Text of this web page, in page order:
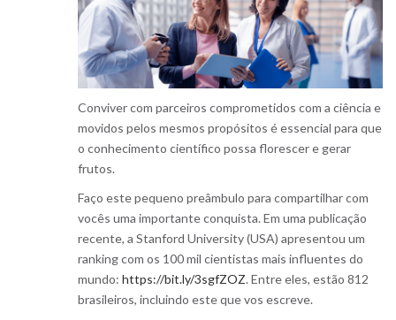
Conviver com parceiros comprometidos com a ciência e
movidos pelos mesmos propósitos é essencial para que
o conhecimento científico possa florescer e gerar
frutos.
Faço este pequeno preâmbulo para compartilhar com
vocês uma importante conquista. Em uma publicação
recente, a Stanford University (USA) apresentou um
ranking com os 100 mil cientistas mais influentes do
mundo: https://bit.ly/3sgfZOZ. Entre eles, estão 812
brasileiros, incluindo este que vos escreve.